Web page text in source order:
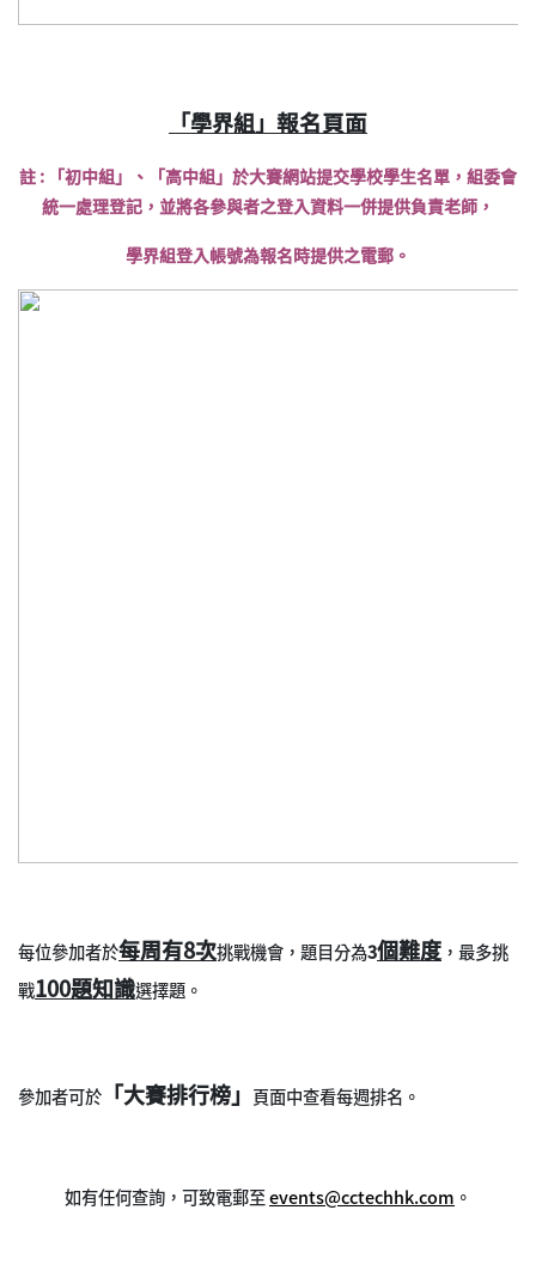
「學界組」 報名頁面
註 : 「初中組」、「高中組」於大賽網站提交學校學生名單，組委會
統一處理登記，並將各參與者之登入資料一併提供負責老師，
學界組登入帳號為報名時提供之電郵。
每位參加者於每周有8次挑戰機會，題目分為3個難度，最多挑
戰100題知識選擇題。
參加者可於 「大賽排行榜」 頁面中查看每週排名。
如有任何查詢，可致電郵至events@cctechhk.com 。